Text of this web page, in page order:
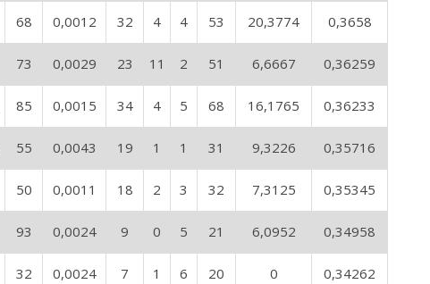
68 0,0012 32 4 4 53 20,3774 0,3658
73 0,0029 23 11 2 51 6,6667 0,36259
85 0,0015 34 4 5 68 16,1765 0,36233
55 0,0043 19 1 1 31 9,3226 0,35716
50 0,0011 18 2 3 32 7,3125 0,35345
93 0,0024 9 0 5 21 6,0952 0,34958
32 0,0024 7 1 6 20 0 0,34262